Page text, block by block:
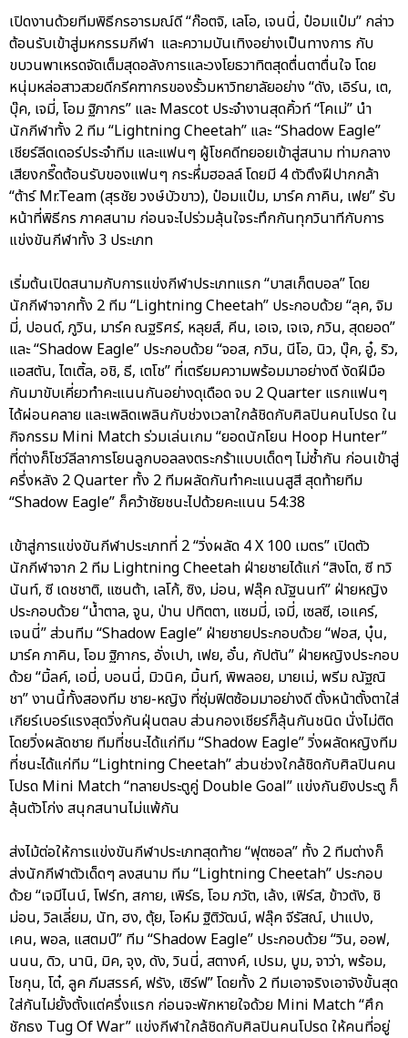
เปิดงานด้วยทีมพิธีกรอารมณ์ดี “ก๊อตจิ, เลโอ, เจนนี่, ป๋อมแป๋ม” กล่าว
ต้อนรับเข้าสู่มหกรรมกีฬา และความบันเทิงอย่างเป็นทางการ กับ
ขบวนพาเหรดจัดเต็มสุดอลังการและวงโยธวาทิตสุดตื่นตาตื่นใจ โดย
หนุ่มหล่อสาวสวยดีกรีคฑากรของรั้วมหาวิทยาลัยอย่าง “ดัง, เอิร์น, เต,
บุ๊ค, เจมี่, โอม ฐิภากร” และ Mascot ประจำงานสุดคิ้วท์ “โคเม่” นำ
นักกีฬาทั้ง 2 ทีม “Lightning Cheetah” และ “Shadow Eagle”
เชียร์ลีดเดอร์ประจำทีม และแฟนๆ ผู้โชคดีทยอยเข้าสู่สนาม ท่ามกลาง
เสียงกรี๊ดต้อนรับของแฟนๆ กระหึ่มฮอลล์ โดยมี 4 ตัวตึงฝีปากกล้า
“ต้าร์ Mr.Team (สุรชัย วงษ์บัวขาว), ป๋อมแป๋ม, มาร์ค ภาคิน, เฟย” รับ
หน้าที่พิธีกร ภาคสนาม ก่อนจะไปร่วมลุ้นใจระทึกกันทุกวินาทีกับการ
แข่งขันกีฬาทั้ง 3 ประเภท
เริ่มต้นเปิดสนามกับการแข่งกีฬาประเภทแรก “บาสเก็ตบอล” โดย
นักกีฬาจากทั้ง 2 ทีม “Lightning Cheetah” ประกอบด้วย “ลุค, จิม
มี่, ปอนด์, ภูวิน, มาร์ค ณฐริศร์, หลุยส์, คีน, เอเจ, เจเจ, ภวิน, สุดยอด”
และ “Shadow Eagle” ประกอบด้วย “จอส, กวิน, นีโอ, นิว, บุ๊ค, อู๋, ริว,
แอสตัน, ไตเติ้ล, อชิ, ธี, เตโช” ที่เตรียมความพร้อมมาอย่างดี งัดฝีมือ
กันมาขับเคี่ยวทำคะแนนกันอย่างดุเดือด จบ 2 Quarter แรกแฟนๆ
ได้ผ่อนคลาย และเพลิดเพลินกับช่วงเวลาใกล้ชิดกับศิลปินคนโปรด ใน
กิจกรรม Mini Match ร่วมเล่นเกม “ยอดนักโยน Hoop Hunter”
ที่ต่างก็โชว์ลีลาการโยนลูกบอลลงตระกร้าแบบเด็ดๆ ไม่ซ้ำกัน ก่อนเข้าสู่
ครึ่งหลัง 2 Quarter ทั้ง 2 ทีมผลัดกันทำคะแนนสูสี สุดท้ายทีม
“Shadow Eagle” ก็คว้าชัยชนะไปด้วยคะแนน 54:38
เข้าสู่การแข่งขันกีฬาประเภทที่ 2 “วิ่งผลัด 4 X 100 เมตร” เปิดตัว
นักกีฬาจาก 2 ทีม Lightning Cheetah ฝ่ายชายได้แก่ “สิงโต, ซี ทวิ
นันท์, ซี เดชชาติ, แซนต้า, เลโก้, ซิง, ม่อน, ฟลุ๊ค ณัฐนนท์” ฝ่ายหญิง
ประกอบด้วย “น้ำตาล, จูน, ป่าน ปทิตตา, แซมมี่, เจมี่, เซลซี, เอแคร์,
เจนนี่” ส่วนทีม “Shadow Eagle” ฝ่ายชายประกอบด้วย “ฟอส, บุ๋น,
มาร์ค ภาคิน, โอม ฐิภากร, อั่งเปา, เฟย, อั๋น, กัปตัน” ฝ่ายหญิงประกอบ
ด้วย “มิ้ลค์, เอมี่, บอนนี่, มิวนิค, มิ้นท์, พิพลอย, มายเม่, พรีม ณัฐณิ
ชา” งานนี้ทั้งสองทีม ชาย-หญิง ที่ซุ่มฟิตซ้อมมาอย่างดี ตั้งหน้าตั้งตาใส่
เกียร์เบอร์แรงสุดวิ่งกันฝุ่นตลบ ส่วนกองเชียร์ก็ลุ้นกันชนิด นั่งไม่ติด
โดยวิ่งผลัดชาย ทีมที่ชนะได้แก่ทีม “Shadow Eagle” วิ่งผลัดหญิงทีม
ที่ชนะได้แก่ทีม “Lightning Cheetah” ส่วนช่วงใกล้ชิดกับศิลปินคน
โปรด Mini Match “ทลายประตูคู่ Double Goal” แข่งกันยิงประตู ก็
ลุ้นตัวโก่ง สนุกสนานไม่แพ้กัน
ส่งไม้ต่อให้การแข่งขันกีฬาประเภทสุดท้าย “ฟุตซอล” ทั้ง 2 ทีมต่างก็
ส่งนักกีฬาตัวเด็ดๆ ลงสนาม ทีม “Lightning Cheetah” ประกอบ
ด้วย “เจมีไนน์, โฟร์ท, สกาย, เพิร์ธ, โอม ภวัต, เล้ง, เฟิร์ส, ข้าวตัง, ชิ
ม่อน, วิลเลี่ยม, นัท, ฮง, ตุ้ย, โอห์ม ฐิติวัฒน์, ฟลุ๊ค จีรัสณ์, ปาแปง,
เคน, พอล, แสตมป์” ทีม “Shadow Eagle” ประกอบด้วย “วิน, ออฟ,
นนน, ดิว, นานิ, มิค, จุง, ดัง, วินนี่, สตางค์, เปรม, บูม, จาว่า, พร้อม,
โชกุน, โต๋, ลูค ภีมสรรค์, ฟรัง, เซิร์ฟ” โดยทั้ง 2 ทีมเอาจริงเอาจังขั้นสุด
ใส่กันไม่ยั้งตั้งแต่ครึ่งแรก ก่อนจะพักหายใจด้วย Mini Match “ศึก
ชักธง Tug Of War” แข่งกีฬาใกล้ชิดกับศิลปินคนโปรด ให้คนที่อยู่